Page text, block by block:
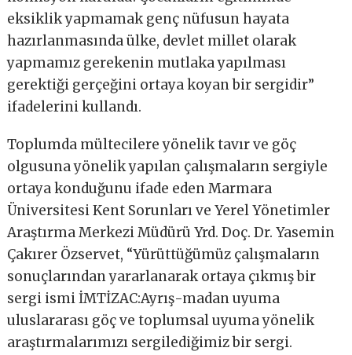
eksiklik yapmamak genç nüfusun hayata
hazırlanmasında ülke, devlet millet olarak
yapmamız gerekenin mutlaka yapılması
gerektiği gerçeğini ortaya koyan bir sergidir”
ifadelerini kullandı.
Toplumda mültecilere yönelik tavır ve göç
olgusuna yönelik yapılan çalışmaların sergiyle
ortaya konduğunu ifade eden Marmara
Üniversitesi Kent Sorunları ve Yerel Yönetimler
Araştırma Merkezi Müdürü Yrd. Doç. Dr. Yasemin
Çakırer Özservet, “Yürüttüğümüz çalışmaların
sonuçlarından yararlanarak ortaya çıkmış bir
sergi ismi İMTİZAC:Ayrış-madan uyuma
uluslararası göç ve toplumsal uyuma yönelik
araştırmalarımızı sergilediğimiz bir sergi.